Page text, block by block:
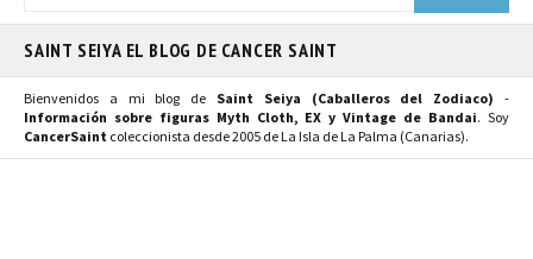
SAINT SEIYA EL BLOG DE CANCER SAINT
Bienvenidos a mi blog de Saint Seiya (Caballeros del Zodiaco) -
Información sobre figuras Myth Cloth, EX y Vintage de Bandai. Soy
CancerSaint coleccionista desde 2005 de La Isla de La Palma (Canarias).